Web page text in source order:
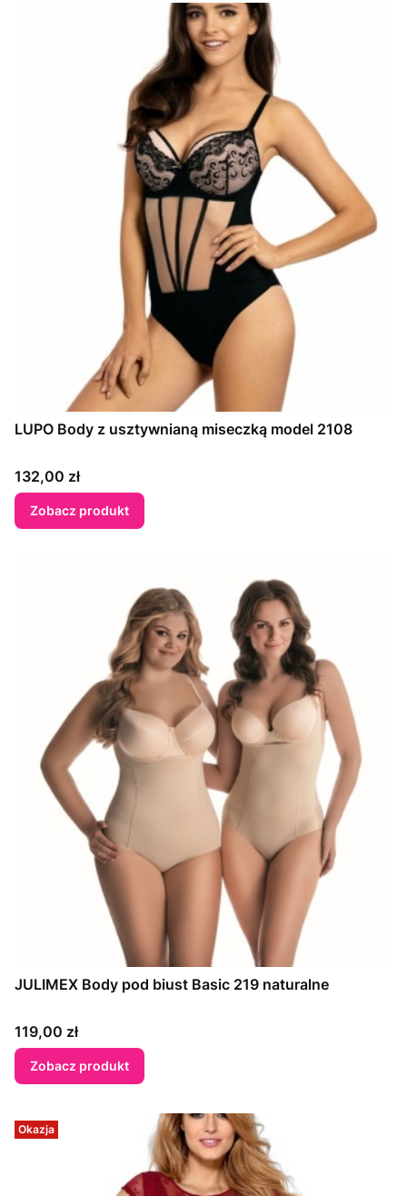
LUPO Body z usztywnianą miseczką model 2108
Cena
132,00 zł
Zobacz produkt
JULIMEX Body pod biust Basic 219 naturalne
Cena
119,00 zł
Zobacz produkt
Okazja